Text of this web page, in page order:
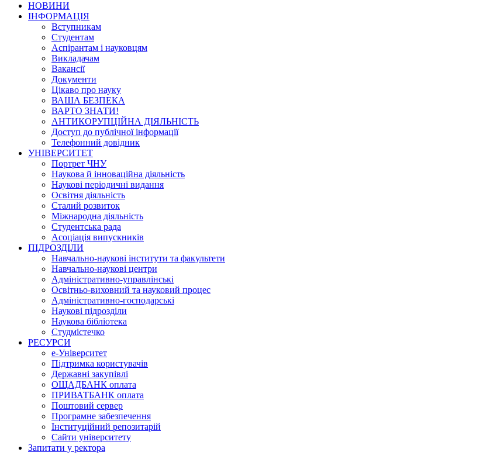
НОВИНИ
ІНФОРМАЦІЯ
Вступникам
Студентам
Аспірантам і науковцям
Викладачам
Вакансії
Документи
Цікаво про науку
ВАША БЕЗПЕКА
ВАРТО ЗНАТИ!
АНТИКОРУПЦІЙНА ДІЯЛЬНІСТЬ
Доступ до публічної інформації
Телефонний довідник
УНІВЕРСИТЕТ
Портрет ЧНУ
Наукова й інноваційна діяльність
Наукові періодичні видання
Освітня діяльність
Сталий розвиток
Міжнародна діяльність
Студентська рада
Асоціація випускників
ПІДРОЗДІЛИ
Навчально-наукові інститути та факультети
Навчально-наукові центри
Адміністративно-управлінські
Освітньо-виховний та науковий процес
Адміністративно-господарські
Наукові підрозділи
Наукова бібліотека
Студмістечко
РЕСУРСИ
е-Університет
Підтримка користувачів
Державні закупівлі
ОЩАДБАНК оплата
ПРИВАТБАНК оплата
Поштовий сервер
Програмне забезпечення
Інституційний репозитарій
Сайти університету
Запитати у ректора